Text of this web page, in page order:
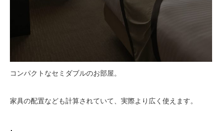
コンパクトなセミダブルのお部屋。
家具の配置なども計算されていて、実際より広く使えます。